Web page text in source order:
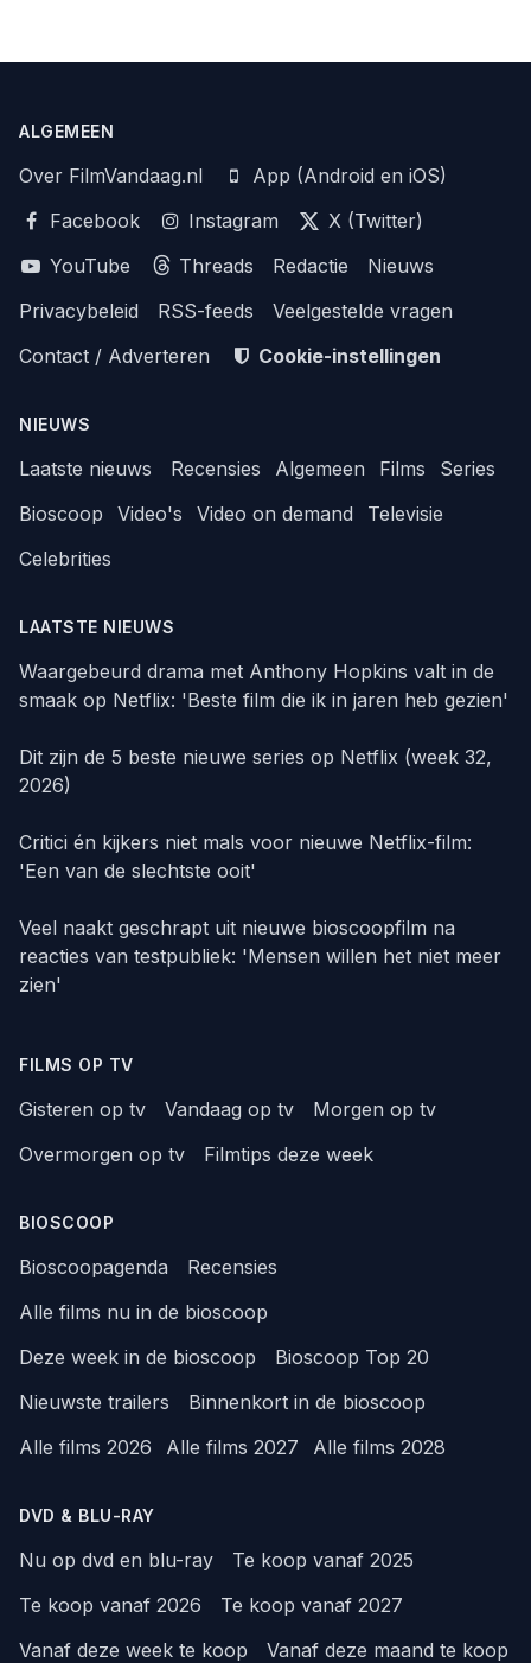
ALGEMEEN
Over FilmVandaag.nl
App (Android en iOS)
Facebook
Instagram
X (Twitter)
YouTube
Threads Redactie
Nieuws
Privacybeleid
RSS-feeds
Veelgestelde vragen
Contact / Adverteren
Cookie-instellingen
NIEUWS
Laatste nieuws Recensies Algemeen Films
Series
Bioscoop
Video's Video on demand
Televisie
Celebrities
LAATSTE NIEUWS
Waargebeurd drama met Anthony Hopkins valt in de
smaak op Netflix: 'Beste film die ik in jaren heb gezien'
Dit zijn de 5 beste nieuwe series op Netflix (week 32,
2026)
Critici én kijkers niet mals voor nieuwe Netflix-film:
'Een van de slechtste ooit'
Veel naakt geschrapt uit nieuwe bioscoopfilm na
reacties van testpubliek: 'Mensen willen het niet meer
zien'
FILMS OP TV
Gisteren op tv Vandaag op tv
Morgen op tv
Overmorgen op tv
Filmtips deze week
BIOSCOOP
Bioscoopagenda
Recensies
Alle films nu in de bioscoop
Deze week in de bioscoop
Bioscoop Top 20
Nieuwste trailers
Binnenkort in de bioscoop
Alle films 2026
Alle films 2027 Alle films 2028
DVD & BLU-RAY
Nu op dvd en blu-ray
Te koop vanaf 2025
Te koop vanaf 2026
Te koop vanaf 2027
Vanaf deze week te koop
Vanaf deze maand te koop